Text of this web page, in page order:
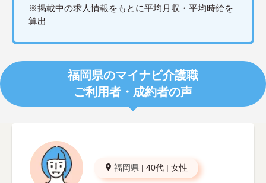
※掲載中の求人情報をもとに平均月収・平均時給を
算出
福岡県のマイナビ介護職
ご利用者・成約者の声
福岡県 | 40代 | 女性